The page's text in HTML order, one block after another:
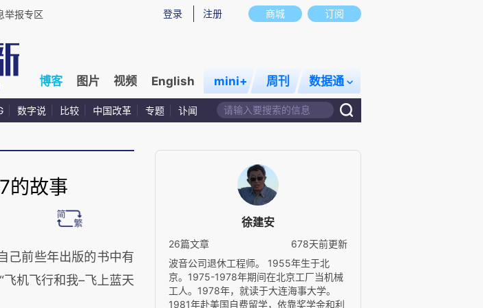
商城 订阅
登录 注册
举报专区
博客 图片 视频 English mini+ 周刊 数据通
数字说 比较 中国改革 专题 讣闻
的故事
己前些年出版的书中有
机飞行和我–飞上蓝天
徐建安
26篇文章
678天前更新
波音公司退休工程师。 1955年生于北
京。1975-1978年期间在北京工厂当机械
工人。1978年，就读于大连海事大学。
1981年赴美国自费留学，依靠奖学金和利